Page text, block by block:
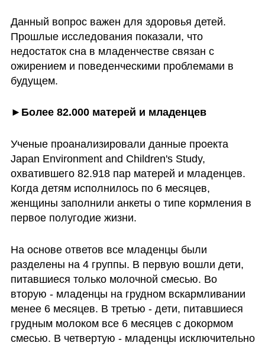
Данный вопрос важен для здоровья детей.
Прошлые исследования показали, что
недостаток сна в младенчестве связан с
ожирением и поведенческими проблемами в
будущем.
►Более 82.000 матерей и младенцев
Ученые проанализировали данные проекта
Japan Environment and Children's Study,
охватившего 82.918 пар матерей и младенцев.
Когда детям исполнилось по 6 месяцев,
женщины заполнили анкеты о типе кормления в
первое полугодие жизни.
На основе ответов все младенцы были
разделены на 4 группы. В первую вошли дети,
питавшиеся только молочной смесью. Во
вторую - младенцы на грудном вскармливании
менее 6 месяцев. В третью - дети, питавшиеся
грудным молоком все 6 месяцев с докормом
смесью. В четвертую - младенцы исключительно